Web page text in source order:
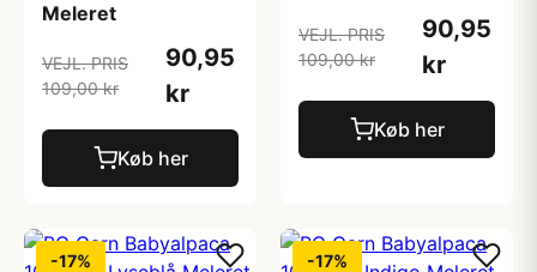
Meleret
VEJL. PRIS
109,00 kr
90,95
kr
Køb her
VEJL. PRIS
109,00 kr
90,95
kr
Køb her
-17% -17%